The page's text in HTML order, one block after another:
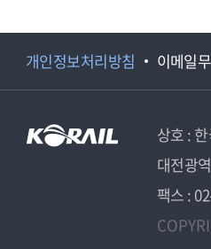
개인정보처리방침 이메일
상호 :
대전광
팩스 :